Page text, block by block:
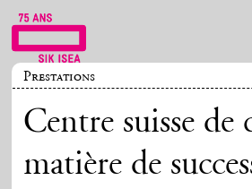
Prestations
Centre suisse de
matière de